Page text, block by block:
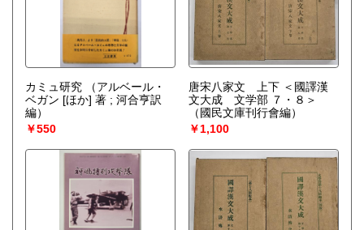
カミュ研究
（アルベール・
ベガン [ほか] 著 ; 河合亨訳
編）
￥550
唐宋八家文 上下 ＜國譯漢
文大成 文学部 ７・８＞
（國民文庫刊行會編）
￥1,100